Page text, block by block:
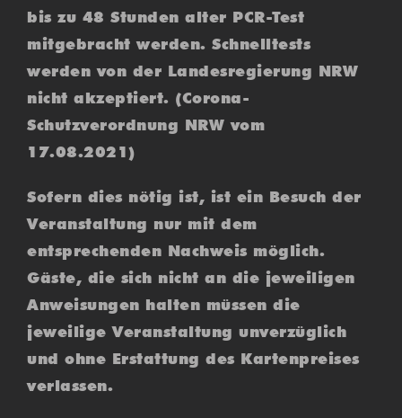
bis zu 48 Stunden alter PCR-Test
mitgebracht werden. Schnelltests
werden von der Landesregierung NRW
nicht akzeptiert. (Corona-
Schutzverordnung NRW vom
17.08.2021)
Sofern dies nötig ist, ist ein Besuch der
Veranstaltung nur mit dem
entsprechenden Nachweis möglich.
Gäste, die sich nicht an die jeweiligen
Anweisungen halten müssen die
jeweilige Veranstaltung unverzüglich
und ohne Erstattung des Kartenpreises
verlassen.